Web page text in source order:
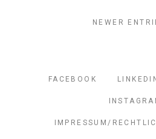
NEWER
FACEBOOK
IMPRESSUM/